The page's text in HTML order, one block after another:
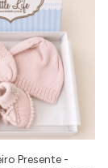
Presente -